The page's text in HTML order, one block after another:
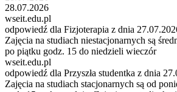
28.07.2026
wseit.edu.pl
odpowiedź dla Fizjoterapia z dnia
Zajęcia na studiach niestacjonarnych są
po piątku godz. 15 do niedzieli wieczór
wseit.edu.pl
odpowiedź dla Przyszła studentka z dnia
Zajęcia na studiach stacjonarnych są od